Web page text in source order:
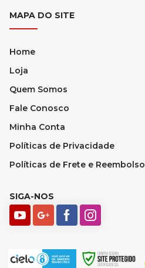
MAPA DO SITE
Home
Loja
Quem Somos
Fale Conosco
Minha Conta
Políticas de Privacidade
Políticas de Frete e Reembolso
SIGA-NOS